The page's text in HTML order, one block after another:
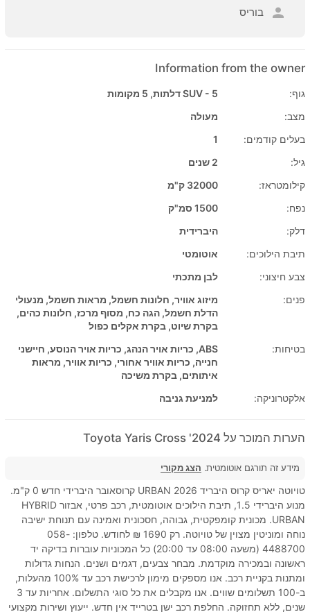
בוריס
Information from the owner
גוף:
SUV - 5 דלתות, 5 מקומות
מצב:
מעולה
בעלים קודמים:
1
גיל:
2 שנים
קילומטראז:
32000 ק"מ
נפח:
1500 סמ"ק
דלק:
היברידית
תיבת הילוכים:
אוטומטי
צבע חיצוני:
לבן מתכתי
פנים:
מיזוג אוויר, חלונות חשמל, מראות חשמל, מנעולי
הדלת חשמל, הגה כח, מסוף מרכז, חלונות כהים,
בקרת שיוט, בקרת אקלים כפול
בטיחות:
ABS, כריות אויר הנהג, כריות אויר הנוסע, חיישני
חנייה, כריות אוויר אחורי, כריות אוויר, מראות
איתותים, בקרת משיכה
אלקטרוניקה:
למניעת גניבה
הערות המוכר על 2024' Toyota Yaris Cross
מידע זה תורגם אוטומטית. הצג מקורי
טויוטה יאריס קרוס היבריד URBAN 2026 קרוסאובר היברידי חדש 0 ק"מ.
מנוע היברידי 1.5, תיבת הילוכים אוטומטית, רכב פרטי, אבזור HYBRID
URBAN. מכונית קומפקטית, גבוהה, חסכונית ואמינה עם תנוחת ישיבה
נוחה ומוניטין מצוין של טויוטה. רק 1690 ₪ לחודש. טלפון: 058-
4488700 (משעה 08:00 עד 20:00) כל המכוניות עוברות בדיקה יד
ראשונה ובמכירה מוקדמת. מבחר צבעים, דגמים ושנים. הנחות גדולות
ומתנות בקניית רכב. אנו מספקים מימון לרכישת רכב עד 100% מהעלות,
ב-100 תשלומים שווים. אנו מקבלים את כל סוגי התשלום. אחריות עד 3
שנים, ללא תחזוקה. החלפת רכב ישן בטרייד אין חדש. ייעוץ ושירות מקצועי